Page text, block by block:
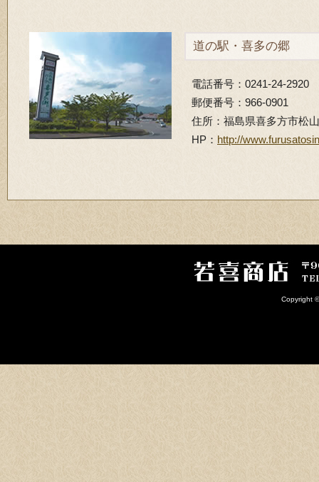
道の駅・喜多の郷
電話番号：0241-24-2920
郵便番号：966-0901
住所：福島県喜多方市松
HP： http://
Copyright